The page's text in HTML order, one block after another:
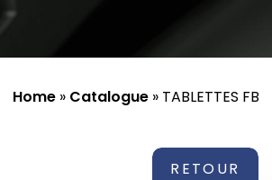
Home » Catalogue » TABLETTES FB
RETOUR